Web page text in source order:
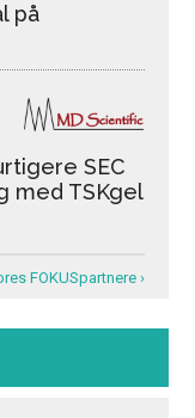
på
SEC
med TSKgel
FOKUSpartnere ›